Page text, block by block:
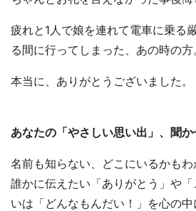
疲れと1人で娘を連れて電車に乗る
る間に行ってしまった、あの時の方
本当に、ありがとうございました。
あなたの「やさしい思い出」、聞か
名前も知らない、どこにいるかも
誰かに伝えたい「ありがとう」や
いは「どんなもんだい！」を心の